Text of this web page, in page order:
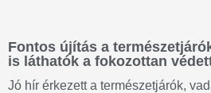
Fontos újítás a
is láthatók a fokozottan
Jó hír érkezett a természetjárók,